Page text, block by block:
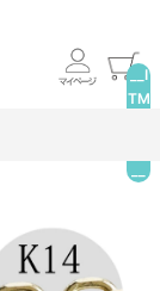
__I
TM